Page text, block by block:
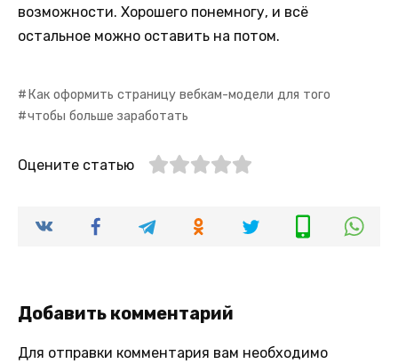
возможности. Хорошего понемногу, и всё
остальное можно оставить на потом.
Как оформить страницу вебкам-модели для того
чтобы больше заработать
Оцените статью
Добавить комментарий
Для отправки комментария вам необходимо